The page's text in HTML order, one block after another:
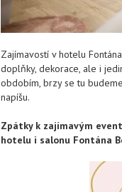
Zajímavostí v hotelu
doplňky, dekorace, ale i
obdobím, brzy se tu
napíšu.
Zpátky k zajímavým
hotelu i salonu Fontána